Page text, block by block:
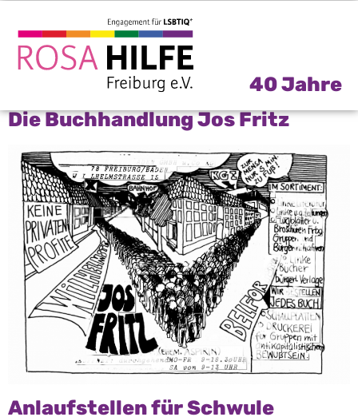
40 Jahre
1975
Die Buchhandlung Jos Fritz
Anlaufstellen für Schwule